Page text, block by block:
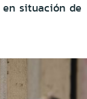
situación de